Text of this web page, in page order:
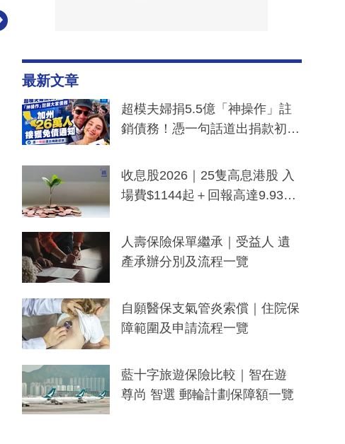
最新文章
超模夫婦捐5.5億「神操作」註
銷債務！憑一句話道出捐款初
一度被誤當詐騙手段
收息股2026｜25隻高息港股 入
場費$1144起＋回報高達9.93
人壽保險保單繼承｜受益人 遺
產承辦分別及流程一覽
自願醫保支氣管炎索償｜住院保
障範圍及申請流程一覽
藍十字旅遊保險比較｜智在遊
尊尚 智選 郵輪計劃保障額一覽